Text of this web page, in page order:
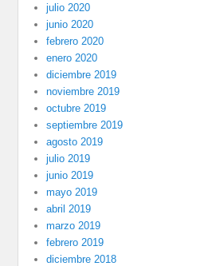
julio 2020
junio 2020
febrero 2020
enero 2020
diciembre 2019
noviembre 2019
octubre 2019
septiembre 2019
agosto 2019
julio 2019
junio 2019
mayo 2019
abril 2019
marzo 2019
febrero 2019
diciembre 2018